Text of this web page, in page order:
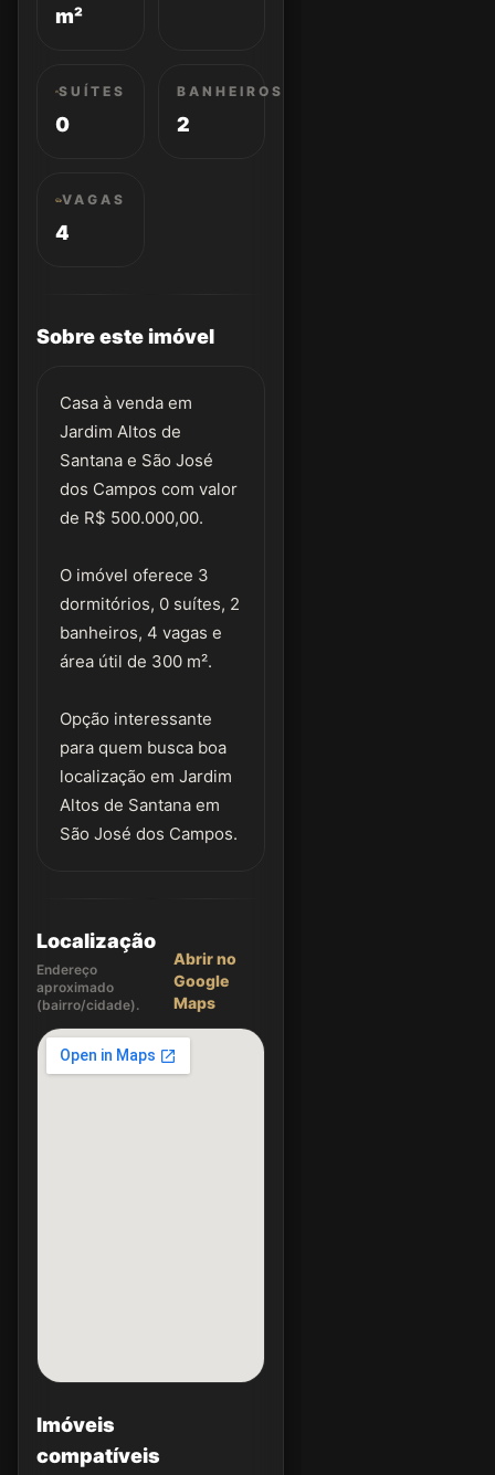
m²
SUÍTES
0
BANHEIROS
2
VAGAS
4
Sobre este imóvel
Casa à venda em
Jardim Altos de
Santana e São José
dos Campos com valor
de R$ 500.000,00.
O imóvel oferece 3
dormitórios, 0 suítes, 2
banheiros, 4 vagas e
área útil de 300 m².
Opção interessante
para quem busca boa
localização em Jardim
Altos de Santana em
São José dos Campos.
Localização
Endereço
aproximado
(bairro/cidade).
Abrir no
Google
Maps
Imóveis
compatíveis